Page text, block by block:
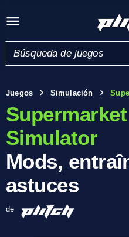
Juegos Simulación
Simulator
Mods,
astuces
de